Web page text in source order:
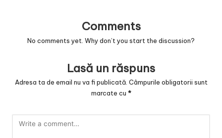
Comments
No comments yet. Why don’t you start the discussion?
Lasă un răspuns
Adresa ta de email nu va fi publicată. Câmpurile obligatorii sunt
marcate cu *